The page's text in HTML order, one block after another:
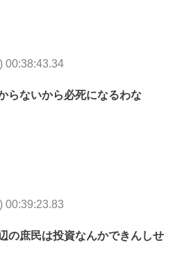
00:38:43.34
らないから必死になるわな
00:39:23.83
の庶民は投資なんかできんしせ